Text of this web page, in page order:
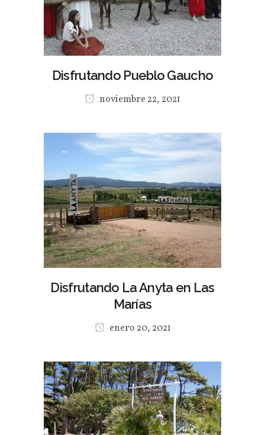
Disfrutando Pueblo Gaucho
noviembre 22, 2021
Disfrutando La Anyta en Las
Marías
enero 20, 2021